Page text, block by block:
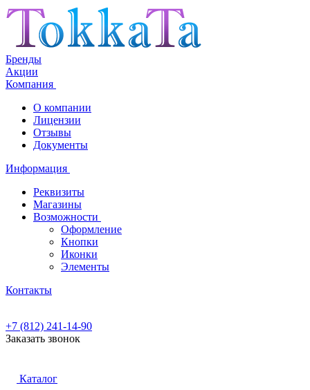
Бренды
Акции
Компания
О компании
Лицензии
Отзывы
Документы
Информация
Реквизиты
Магазины
Возможности
Оформление
Кнопки
Иконки
Элементы
Контакты
+7 (812) 241-14-90
Заказать звонок
Каталог